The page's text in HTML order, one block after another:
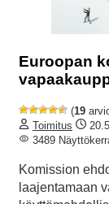
Euroopan
(19
Toimitus
3489
Komission
laajentamaan